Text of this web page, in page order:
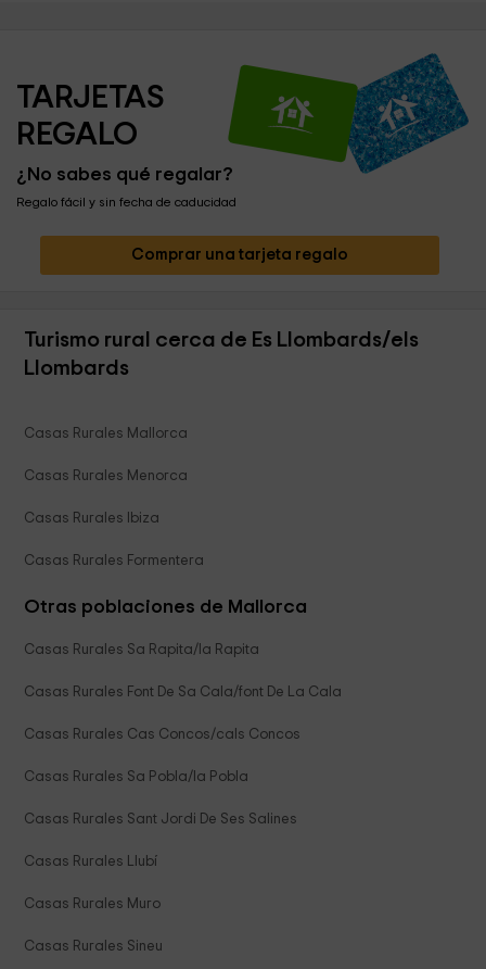
TARJETAS
REGALO
¿No sabes qué regalar?
Regalo fácil y sin fecha de caducidad
Comprar una tarjeta regalo
Turismo rural cerca de Es Llombards/els
Llombards
Casas Rurales Mallorca
Casas Rurales Menorca
Casas Rurales Ibiza
Casas Rurales Formentera
Otras poblaciones de Mallorca
Casas Rurales Sa Rapita/la Rapita
Casas Rurales Font De Sa Cala/font De La Cala
Casas Rurales Cas Concos/cals Concos
Casas Rurales Sa Pobla/la Pobla
Casas Rurales Sant Jordi De Ses Salines
Casas Rurales Llubí
Casas Rurales Muro
Casas Rurales Sineu